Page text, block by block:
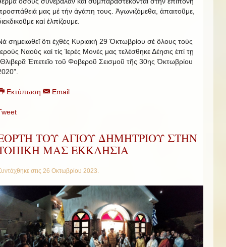
μας μέ τήν ἀγάπη τους. Ἀγωνιζόμεθα, ἀπαιτοῦμε,
καί ἐλπίζουμε.
σημειωθεῖ ὃτι ἐχθές Κυριακή 29 Ὀκτωβρίου σέ ὃλους τούς
Ναούς καί τίς Ἱερές Μονές μας τελέσθηκε Δέησις ἐπί τῃ
Ἐπετεῖο τοῦ Φοβεροῦ Σεισμοῦ τῆς 30ης Ὀκτωβρίου
Εκτύπωση Email
ΤΟΥ ΑΓΙΟΥ ΔΗΜΗΤΡΙΟΥ ΣΤΗΝ
ΜΑΣ ΕΚΚΛΗΣΙΑ
στις 26 Οκτωβρίου 2023.